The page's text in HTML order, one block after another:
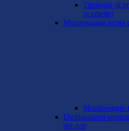
Tipologie di
in tabelle)
Monitoraggio tempi
Monitoraggio
Dichiarazioni
dei dati